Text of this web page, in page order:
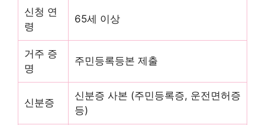
신청 연
령
65세 이상
거주 증
명
주민등록등본 제출
신분증
신분증 사본 (주민등록증, 운전면허증
등)